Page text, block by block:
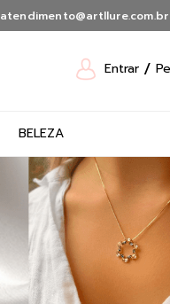
Entrar
BELEZA